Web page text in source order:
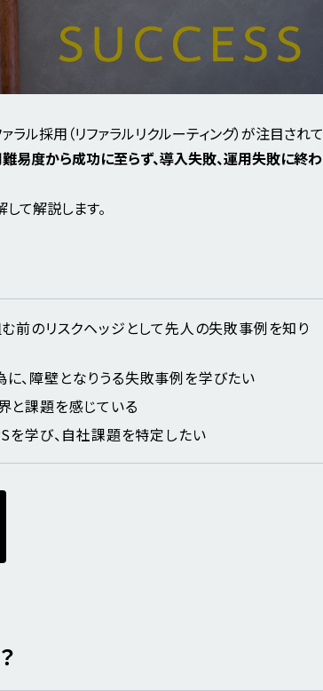
ル採用（リファラルリクルーティング）が注目されて
易度から成功に至らず、導入失敗、運用失敗に終わ
て解説します。
前のリスクヘッジとして先人の失敗事例を知り
、障壁となりうる失敗事例を学びたい
と課題を感じている
を学び、自社課題を特定したい